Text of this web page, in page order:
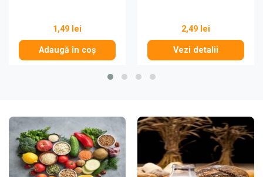
1,49 lei
Adaugă în coș
2,49 lei
Vezi detalii